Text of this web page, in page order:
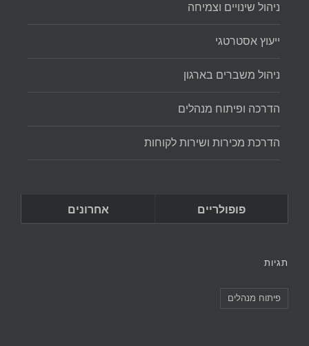
ניהול שינויים וצמיחה
ייעוץ אסטרטגי
ניהול משברים בארגון
הדרכה ופיתוח מנהלים
הדרכת מכירות ושירות לקוחות
פופולריים אחרונים
תגיות
פיתוח מנהלים